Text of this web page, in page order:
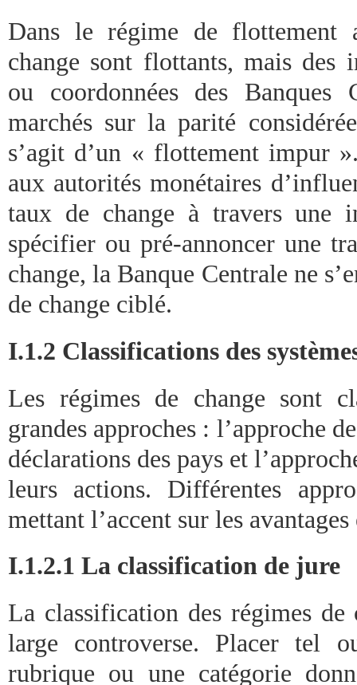
Dans le régime de flottement
change sont flottants, mais des
ou coordonnées des Banques
marchés sur la parité
s’agit d’un « flottement impur
aux autorités monétaires
taux de change à travers une
spécifier ou pré-annoncer une
change, la Banque Centrale ne
de change ciblé.
I.1.2 Classifications des
Les régimes de change sont
grandes approches : l’approche
déclarations des pays et
leurs actions. Différentes
mettant l’accent sur les
I.1.2.1 La classification de jure
La classification des régimes de
large controverse. Placer tel
rubrique ou une catégorie